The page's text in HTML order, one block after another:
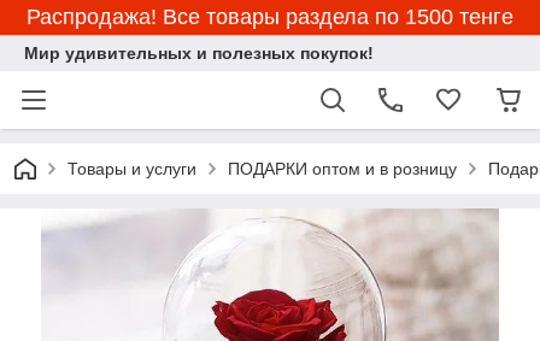
Распродажа! Все товары раздела по 1500 тенге
Мир удивительных и полезных покупок!
Товары и услуги ПОДАРКИ оптом и в розницу